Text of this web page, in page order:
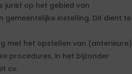
jurist op het gebied van
instelling. Dit dient te
met het opstellen van (anterieure)
procedures, in het bijzonder
cv.